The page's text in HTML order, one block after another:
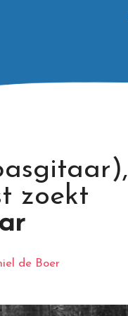
zoekt
de Boer